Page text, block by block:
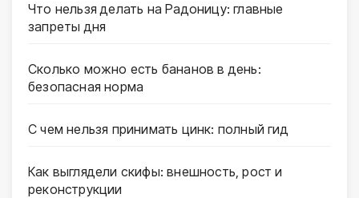
Что нельзя делать на Радоницу: главные
запреты дня
Сколько можно есть бананов в день:
безопасная норма
С чем нельзя принимать цинк: полный гид
Как выглядели скифы: внешность, рост и
реконструкции